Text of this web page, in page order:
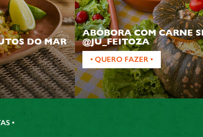
DO MAR
ABÓBORA COM CARNE
@JU_FEITOZA
• QUERO FAZER •
•